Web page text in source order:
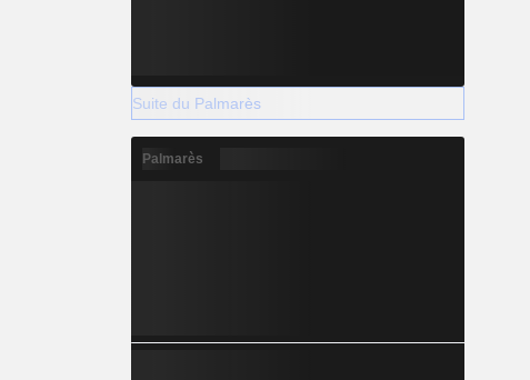
Suite du Palmarès
Palmarès